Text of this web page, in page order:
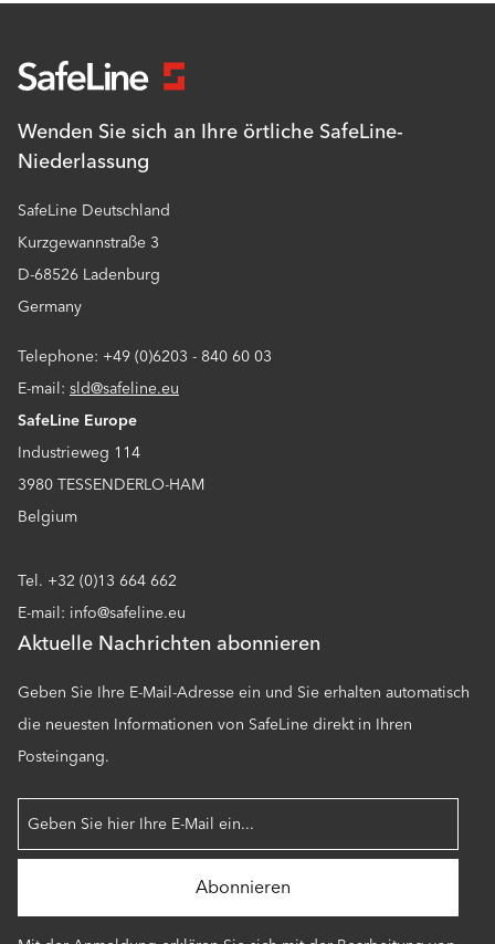
Wenden Sie sich an Ihre örtliche SafeLine-
Niederlassung
SafeLine Deutschland
Kurzgewannstraße 3
D-68526 Ladenburg
Germany
Telephone: +49 (0)6203 - 840 60 03
E-mail: sld@safeline.eu
SafeLine Europe
Industrieweg 114
3980 TESSENDERLO-HAM
Belgium
Tel. +32 (0)13 664 662
E-mail: info@safeline.eu
Aktuelle Nachrichten abonnieren
Geben Sie Ihre E-Mail-Adresse ein und Sie erhalten automatisch
die neuesten Informationen von SafeLine direkt in Ihren
Posteingang.